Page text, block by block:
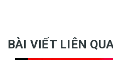
BÀI VIẾT LIÊN